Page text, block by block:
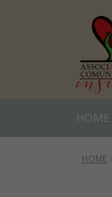
HOME
HOME